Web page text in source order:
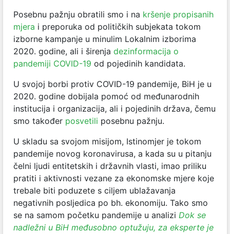
Posebnu pažnju obratili smo i na kršenje propisanih
mjera i preporuka od političkih subjekata tokom
izborne kampanje u minulim Lokalnim izborima
2020. godine, ali i širenja dezinformacija o
pandemiji COVID-19 od pojedinih kandidata.
U svojoj borbi protiv COVID-19 pandemije, BiH je u
2020. godine dobijala pomoć od međunarodnih
institucija i organizacija, ali i pojedinih država, čemu
smo također posvetili posebnu pažnju.
U skladu sa svojom misijom, Istinomjer je tokom
pandemije novog koronavirusa, a kada su u pitanju
čelni ljudi entitetskih i državnih vlasti, imao priliku
pratiti i aktivnosti vezane za ekonomske mjere koje
trebale biti poduzete s ciljem ublažavanja
negativnih posljedica po bh. ekonomiju. Tako smo
se na samom početku pandemije u analizi Dok se
nadležni u BiH međusobno optužuju, za eksperte je